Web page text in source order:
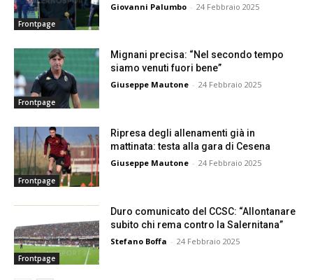
Frontpage
Giovanni Palumbo - 24 Febbraio 2025
Frontpage
Mignani precisa: “Nel secondo tempo
siamo venuti fuori bene”
Giuseppe Mautone - 24 Febbraio 2025
Frontpage
Ripresa degli allenamenti già in
mattinata: testa alla gara di Cesena
Giuseppe Mautone - 24 Febbraio 2025
Frontpage
Duro comunicato del CCSC: “Allontanare
subito chi rema contro la Salernitana”
Stefano Boffa - 24 Febbraio 2025